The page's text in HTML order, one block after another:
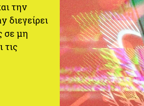
την
διεγείρει
σε μη
τις